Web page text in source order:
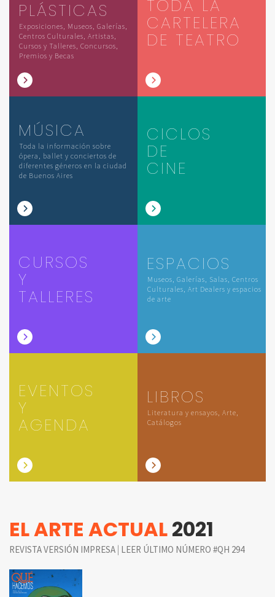
PLÁSTICAS
Exposiciones, Museos, Galerías,
Centros Culturales, Artistas,
Cursos y Talleres, Concursos,
Premios y Becas
TODA LA
CARTELERA
DE TEATRO
MÚSICA
Toda la información sobre
ópera, ballet y conciertos de
diferentes géneros en la ciudad
de Buenos Aires
CICLOS
DE
CINE
CURSOS
Y
TALLERES
ESPACIOS
Museos, Galerías, Salas, Centros
Culturales, Art Dealers y espacios
de arte
EVENTOS
Y
AGENDA
LIBROS
Literatura y ensayos, Arte,
Catálogos
EL ARTE ACTUAL2021
REVISTA VERSIÓN IMPRESA | LEER ÚLTIMO NÚMERO #QH 294